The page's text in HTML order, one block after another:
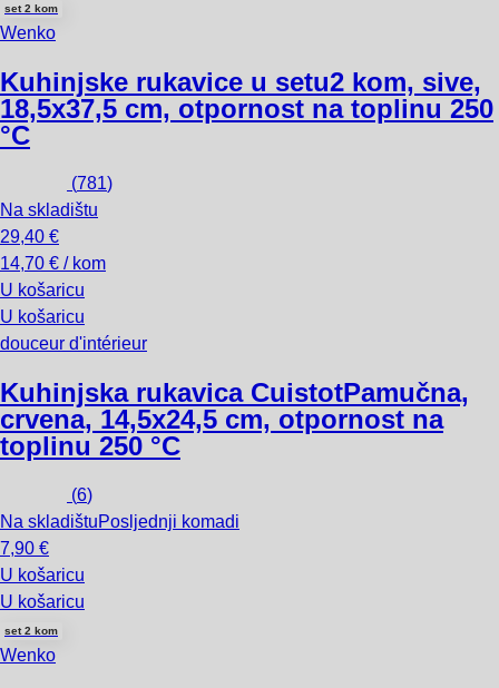
set 2 kom
Wenko
Kuhinjske rukavice u setu2 kom, sive,
18,5x37,5 cm, otpornost na toplinu 250
°C
(781)
Na skladištu
29,40 €
14,70 € / kom
U košaricu
U košaricu
douceur d'intérieur
Kuhinjska rukavica CuistotPamučna,
crvena, 14,5x24,5 cm, otpornost na
toplinu 250 °C
(6)
Na skladištuPosljednji komadi
7,90 €
U košaricu
U košaricu
set 2 kom
Wenko